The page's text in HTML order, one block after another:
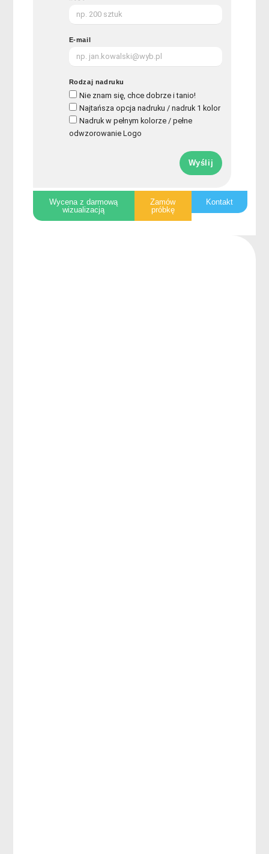
E-mail
Rodzaj nadruku
Nie znam się, chce dobrze i tanio!
Najtańsza opcja nadruku / nadruk 1 kolor
Nadruk w pełnym kolorze / pełne
odwzorowanie Logo
Wyślij
Wycena z darmową
wizualizacją
Zamów
próbkę
Kontakt